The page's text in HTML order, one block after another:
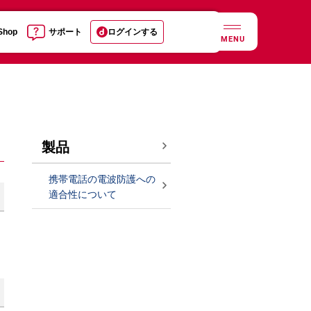
サポート ログインする
MENU
製品
携帯電話の電波防護への
適合性について